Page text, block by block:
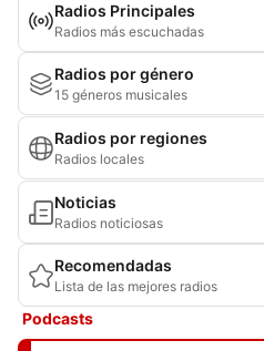
Radios Principales
Radios más escuchadas
Radios por género
15 géneros musicales
Radios por regiones
Radios locales
Noticias
Radios noticiosas
Recomendadas
Lista de las mejores radios
Podcasts